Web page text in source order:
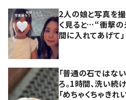
2人の娘と写真を撮
く見ると…“衝撃の
間に入れてあげて
「普通の石ではな
ろ。1時間、洗い
「めちゃくちゃきれい